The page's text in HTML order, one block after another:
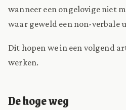
wanneer een ongelovige niet
waar geweld een non-verbale
Dit hopen we in een volgend
werken.
De hoge weg